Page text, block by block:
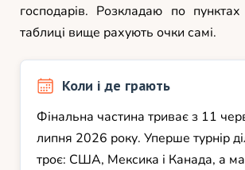
господарів. Розкладаю по
таблиці вище рахують очки самі.
Коли і де грають
Фінальна частина триває з 11
липня 2026 року. Уперше турнір
троє: США, Мексика і Канада, а